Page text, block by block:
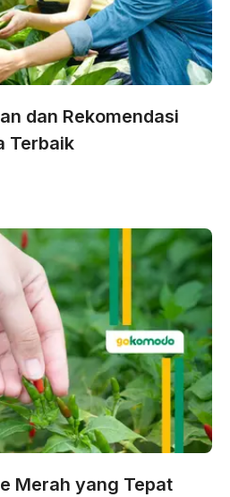
dan Rekomendasi
Terbaik
Merah yang Tepat